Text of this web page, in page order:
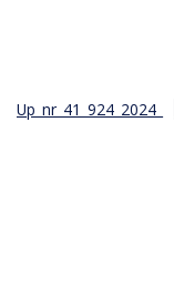
Up_nr_41_924_2024_